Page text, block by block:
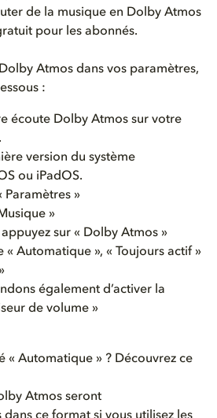
de la musique en Dolby Atmos
pour les abonnés.
Atmos dans vos paramètres,
:
écoute Dolby Atmos sur votre
version du système
ou iPadOS.
Paramètres »
»
sur « Dolby Atmos »
« Automatique », « Toujours actif »
également d’activer la
de volume »
« Automatique » ? Découvrez ce
Atmos seront
ce format si vous utilisez les